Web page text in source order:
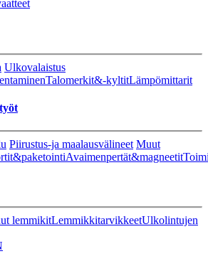
Ulkovalaistus
Talomerkit&-kyltitLämpömittarit
Piirustus-ja maalausvälineet Muut
Avaimenpertät&magneetit
lemmikitLemmikkitarvikkeetUlkolintujen